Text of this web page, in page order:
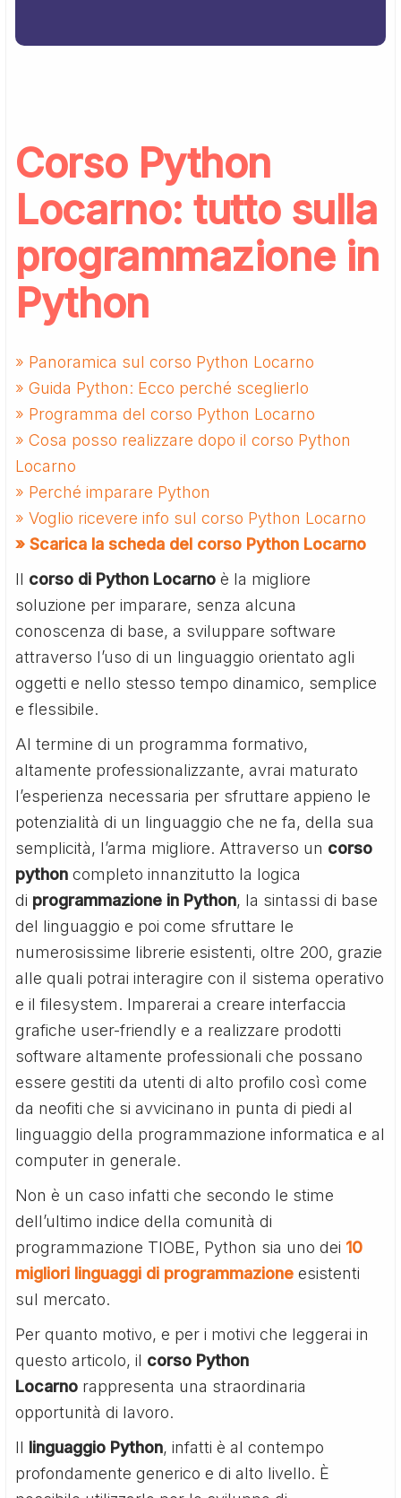
Corso Python
Locarno: tutto sulla
programmazione in
Python
» Panoramica sul corso Python Locarno
» Guida Python: Ecco perché sceglierlo
» Programma del corso Python Locarno
» Cosa posso realizzare dopo il corso Python
Locarno
» Perché imparare Python
» Voglio ricevere info sul corso Python Locarno
» Scarica la scheda del corso Python Locarno
Il corso di Python Locarno è la migliore
soluzione per imparare, senza alcuna
conoscenza di base, a sviluppare software
attraverso l’uso di un linguaggio orientato agli
oggetti e nello stesso tempo dinamico, semplice
e flessibile.
Al termine di un programma formativo,
altamente professionalizzante, avrai maturato
l’esperienza necessaria per sfruttare appieno le
potenzialità di un linguaggio che ne fa, della sua
semplicità, l’arma migliore. Attraverso un corso
python completo innanzitutto la logica
di programmazione in Python, la sintassi di base
del linguaggio e poi come sfruttare le
numerosissime librerie esistenti, oltre 200, grazie
alle quali potrai interagire con il sistema operativo
e il filesystem. Imparerai a creare interfaccia
grafiche user-friendly e a realizzare prodotti
software altamente professionali che possano
essere gestiti da utenti di alto profilo così come
da neofiti che si avvicinano in punta di piedi al
linguaggio della programmazione informatica e al
computer in generale.
Non è un caso infatti che secondo le stime
dell’ultimo indice della comunità di
programmazione TIOBE, Python sia uno dei 10
migliori linguaggi di programmazione esistenti
sul mercato.
Per quanto motivo, e per i motivi che leggerai in
questo articolo, il corso Python
Locarno rappresenta una straordinaria
opportunità di lavoro.
Il linguaggio Python, infatti è al contempo
profondamente generico e di alto livello. È